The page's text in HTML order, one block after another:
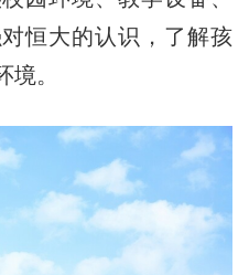
恒大的认识，了解孩
。